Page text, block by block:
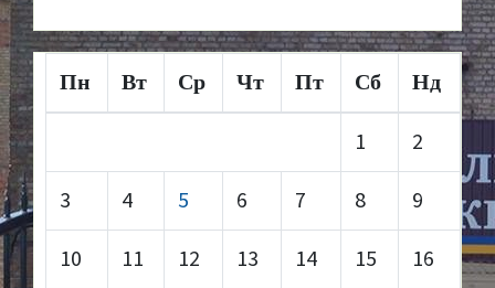
Пн Вт Ср Чт Пт Сб Нд
1 2
3 4 5 6 7 8 9
10 11 12 13 14 15 16